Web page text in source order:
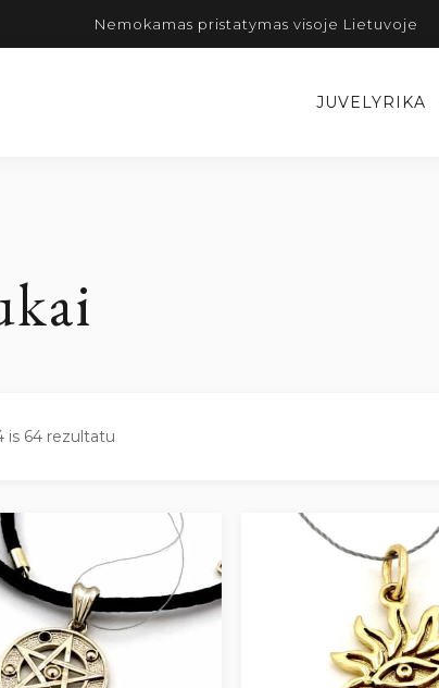
Nemokamas pristatymas visoje Lietuvoje
JUVELYRIKA
is 64 rezultatu